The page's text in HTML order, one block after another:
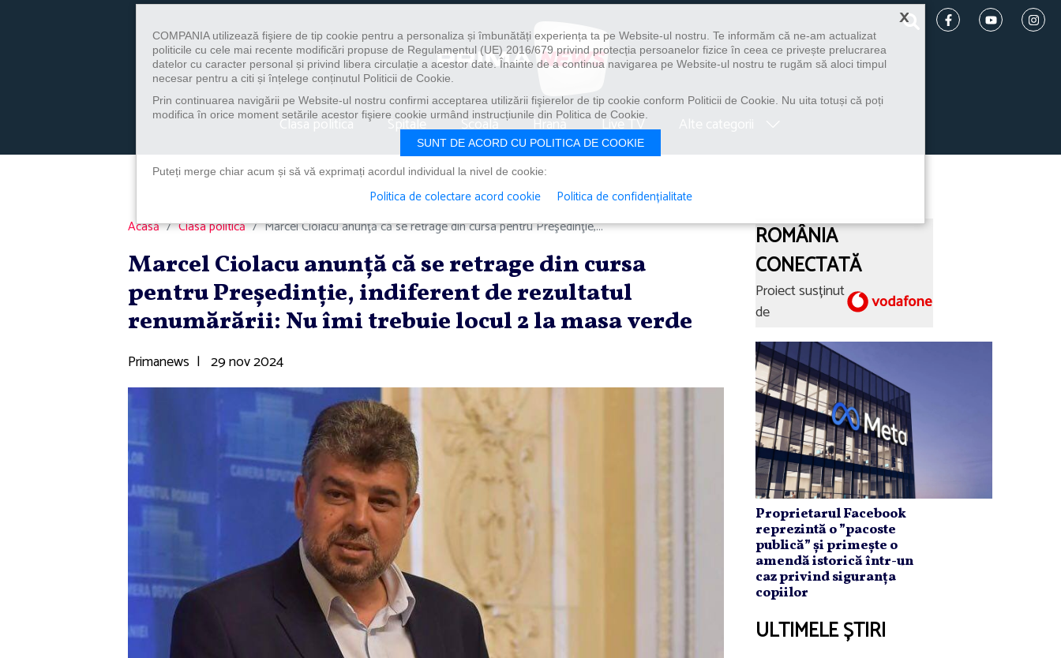
Clasa politica Spitale Școală Hrană Live TV
Acasă Clasa politică Marcel Ciolacu anunţă că se retrage din cursa pentru Preşedinţie,...
Marcel Ciolacu anunţă că se retrage din cursa
pentru Preşedinţie, indiferent de rezultatul
renumărării: Nu îmi trebuie locul 2 la masa verde
Primanews | 29 nov 2024
ROMÂNIA
CONECTATĂ
Proiect susținut
de
Proprietarul Facebook
reprezintă o ”pacoste
publică” și primește o
amendă istorică într-un
caz privind siguranța
copiilor
ULTIMELE ȘTIRI
×
COMPANIA utilizează fişiere de tip cookie pentru a personaliza și îmbunătăți experiența ta pe Website-ul nostru. Te informăm că ne-am actualizat
politicile cu cele mai recente modificări propuse de Regulamentul (UE) 2016/679 privind protecția persoanelor fizice în ceea ce privește prelucrarea
datelor cu caracter personal și privind libera circulație a acestor date. Înainte de a continua navigarea pe Website-ul nostru te rugăm să aloci timpul
necesar pentru a citi și înțelege conținutul Politicii de Cookie.
Prin continuarea navigării pe Website-ul nostru confirmi acceptarea utilizării fişierelor de tip cookie conform Politicii de Cookie. Nu uita totuși că poți
modifica în orice moment setările acestor fişiere cookie urmând instrucțiunile din Politica de Cookie.
SUNT DE ACORD CU POLITICA DE COOKIE
Puteți merge chiar acum și să vă exprimați acordul individual la nivel de cookie:
Politica de colectare acord cookie Politica de confidențialitate